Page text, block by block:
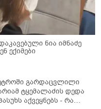
ნია იმნაძე
ექიმები
გარდაცვლილი
ტყემალაძის დედა
აქვეყნებს - რა